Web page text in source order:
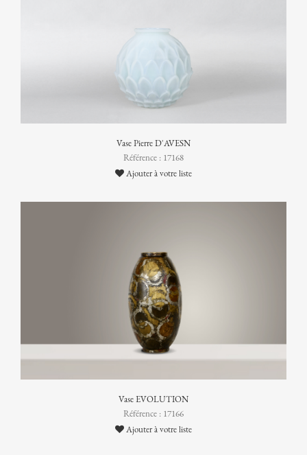
Vase Pierre D'AVESN
Référence : 17168
Ajouter à votre liste
Vase EVOLUTION
Référence : 17166
Ajouter à votre liste